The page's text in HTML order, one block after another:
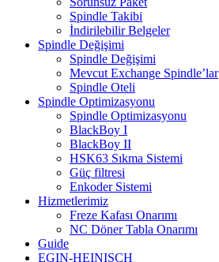
Spindle Takibi
İndirilebilir Belgeler
Spindle Değişimi
Spindle Değişimi
Mevcut Exchange Spindle’lar
Spindle Oteli
Spindle Optimizasyonu
Spindle Optimizasyonu
BlackBoy I
BlackBoy II
HSK63 Sıkma Sistemi
Güç filtresi
Enkoder Sistemi
Hizmetlerimiz
Freze Kafası Onarımı
NC Döner Tabla Onarımı
Guide
EGIN-HEINISCH